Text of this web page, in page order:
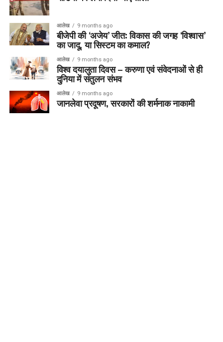
आलेख 9 months ago
बीजेपी की ‘अजेय’ जीत: विकास की जगह ‘विश्वास’
का जादू, या सिस्टम का कमाल?
आलेख 9 months ago
विश्व दयालुता दिवस – करुणा एवं संवेदनाओं से ही
दुनिया में संतुलन संभव
आलेख 9 months ago
जानलेवा प्रदूषण, सरकारों की शर्मनाक नाकामी